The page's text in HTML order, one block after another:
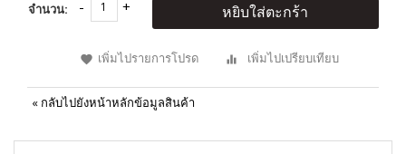
จำนวน: หยิบใส่ตะกร้า
เพิ่มไปรายการโปรด เพิ่มไปเปรียบเทียบ
« กลับไปยังหน้าหลักข้อมูลสินค้า